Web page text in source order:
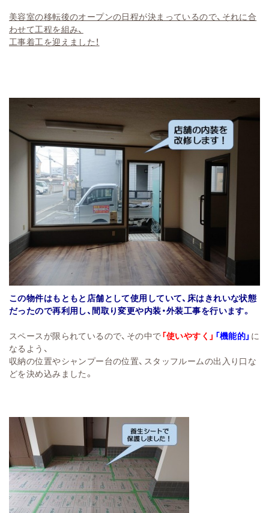
美容室の移転後のオープンの日程が決まっているので、それに合
わせて工程を組み、
工事着工を迎えました！
この物件はもともと店舗として使用していて、床はきれいな状態
だったので再利用し、間取り変更や内装・外装工事を行います。
スペースが限られているので、その中で「使いやすく」 「機能的」 に
なるよう、
収納の位置やシャンプー台の位置、スタッフルームの出入り口な
どを決め込みました。